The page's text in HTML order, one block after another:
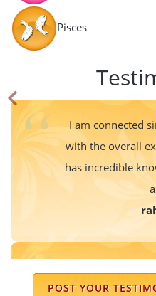
Pisces
I am connected
with the overall
has incredible
a decade now, I
POST YOUR